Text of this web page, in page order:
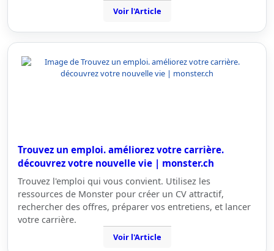
Voir l'Article
Trouvez un emploi. améliorez votre carrière.
découvrez votre nouvelle vie | monster.ch
Trouvez l'emploi qui vous convient. Utilisez les
ressources de Monster pour créer un CV attractif,
rechercher des offres, préparer vos entretiens, et lancer
votre carrière.
Voir l'Article